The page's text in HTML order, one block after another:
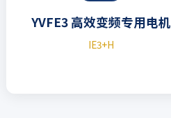
YVFE3 高效变频专用电机
IE3+H